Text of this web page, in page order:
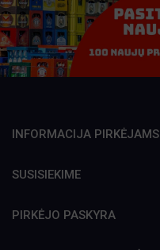
INFORMACIJA PIRKĖJAMS
SUSISIEKIME
PIRKĖJO PASKYRA